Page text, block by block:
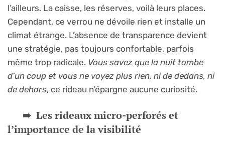
l’ailleurs. La caisse, les réserves, voilà leurs places.
Cependant, ce verrou ne dévoile rien et installe un
climat étrange. L’absence de transparence devient
une stratégie, pas toujours confortable, parfois
même trop radicale. Vous savez que la nuit tombe
d’un coup et vous ne voyez plus rien, ni de dedans, ni
de dehors, ce rideau n’épargne aucune curiosité.
Les rideaux micro-perforés et
l’importance de la visibilité